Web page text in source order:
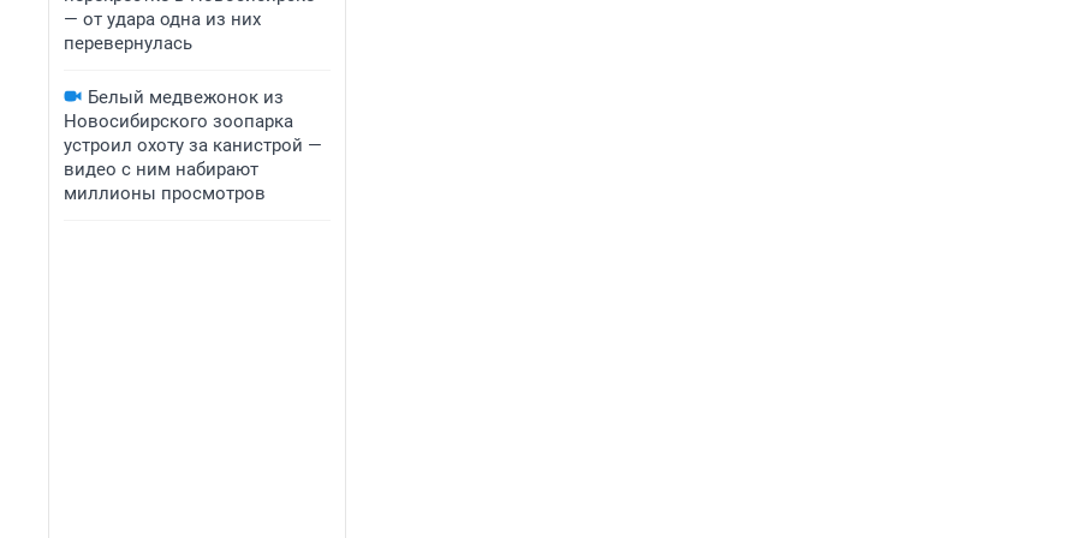
— от удара одна из них
перевернулась
Белый медвежонок из
Новосибирского зоопарка
устроил охоту за канистрой —
видео с ним набирают
миллионы просмотров